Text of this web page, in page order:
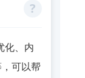
化、内
可以帮